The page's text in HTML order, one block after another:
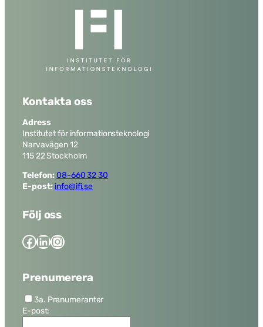
Kontakta oss
Adress
Institutet för informationsteknologi
Narvavägen 12
115 22 Stockholm
Telefon: 08-660 32 30
E-post: info@ifi.se
Följ oss
Facebook LinkedIn Instagram
Prenumerera
3a. Prenumeranter
E-post: